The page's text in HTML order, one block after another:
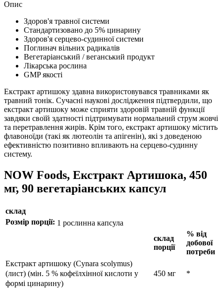
Опис
Здоров'я травної системи
Стандартизовано до 5% цинарину
Здоров'я серцево-судинної системи
Поглинач вільних радикалів
Вегетаріанський / веганський продукт
Лікарська рослина
GMP якості
Екстракт артишоку здавна використовувався травниками як
травний тонік. Сучасні наукові дослідження підтвердили, що
екстракт артишоку може сприяти здоровій травній функції
завдяки своїй здатності підтримувати нормальний струм жовчі
та перетравлення жирів. Крім того, екстракт артишоку містить
флавоноїди (такі як лютеолін та апігенін), які з доведеною
ефективністю позитивно впливають на серцево-судинну
систему.
NOW Foods, Екстракт Артишока, 450
мг, 90 вегетаріанських капсул
склад
Розмір порції: 1 рослинна капсула
склад
порції
% від
добової
потреби
Екстракт артишоку (Cynara scolymus)
(лист) (мін. 5 % кофеїлхінної кислоти у
формі цинарину)
450 мг *